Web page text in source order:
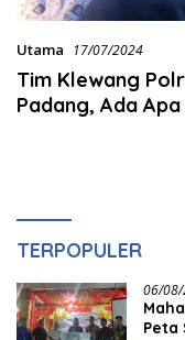
Utama 17/07/2024
Tim Klewang
Padang, Ada Apa
TERPOPULER
06/
Peta